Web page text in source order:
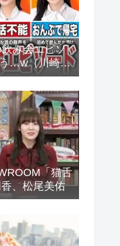
み会エピソ
…w（川崎
波、山下美
「猫舌
、松尾美佑